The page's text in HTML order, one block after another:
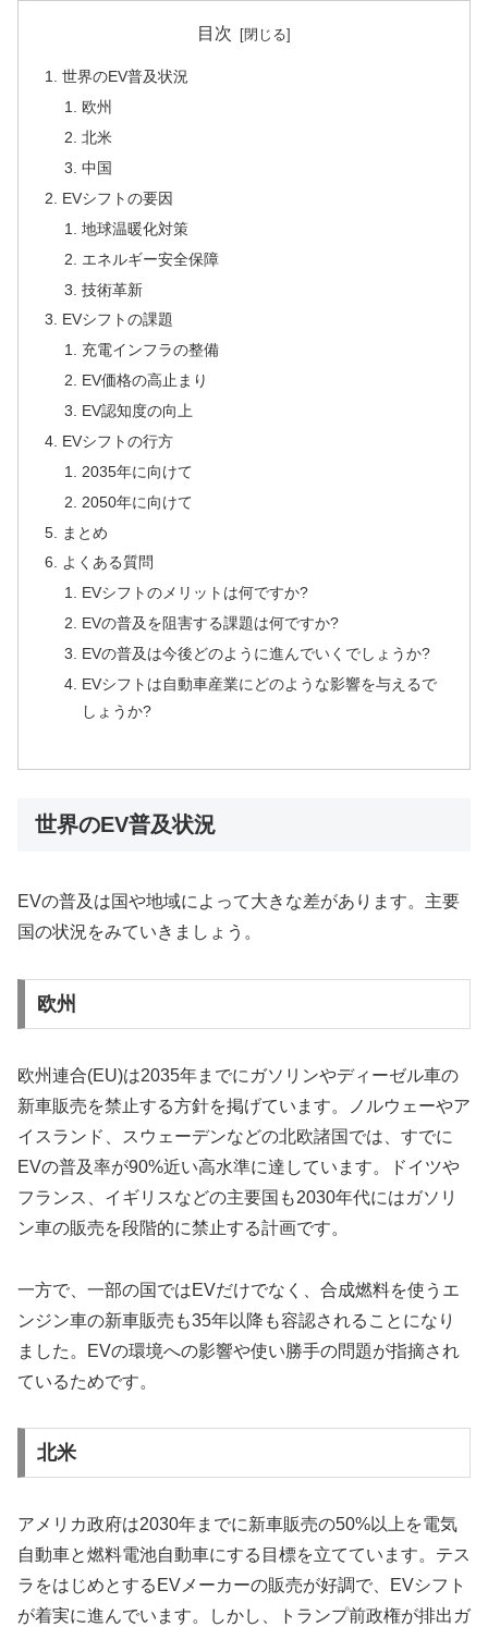
目次
世界のEV普及状況
欧州
北米
中国
EVシフトの要因
地球温暖化対策
エネルギー安全保障
技術革新
EVシフトの課題
充電インフラの整備
EV価格の高止まり
EV認知度の向上
EVシフトの行方
2035年に向けて
2050年に向けて
まとめ
よくある質問
EVシフトのメリットは何ですか?
EVの普及を阻害する課題は何ですか?
EVの普及は今後どのように進んでいくでしょうか?
EVシフトは自動車産業にどのような影響を与えるで
しょうか?
世界のEV普及状況
EVの普及は国や地域によって大きな差があります。主要
国の状況をみていきましょう。
欧州
欧州連合(EU)は2035年までにガソリンやディーゼル車の
新車販売を禁止する方針を掲げています。ノルウェーやア
イスランド、スウェーデンなどの北欧諸国では、すでに
EVの普及率が90%近い高水準に達しています。ドイツや
フランス、イギリスなどの主要国も2030年代にはガソリ
ン車の販売を段階的に禁止する計画です。
一方で、一部の国ではEVだけでなく、合成燃料を使うエ
ンジン車の新車販売も35年以降も容認されることになり
ました。EVの環境への影響や使い勝手の問題が指摘され
ているためです。
北米
アメリカ政府は2030年までに新車販売の50%以上を電気
自動車と燃料電池自動車にする目標を立てています。テス
ラをはじめとするEVメーカーの販売が好調で、EVシフト
が着実に進んでいます。しかし、トランプ前政権が排出ガ